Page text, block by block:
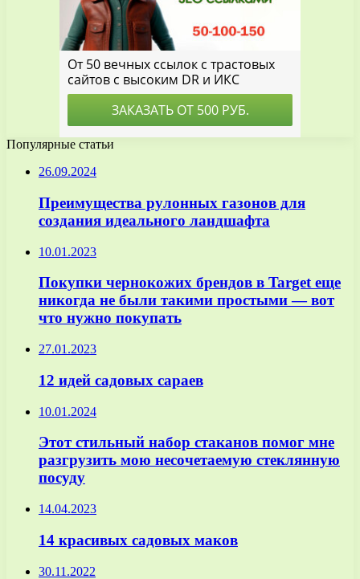
Популярные статьи
26.09.2024
Преимущества рулонных газонов для
создания идеального ландшафта
10.01.2023
Покупки чернокожих брендов в Target еще
никогда не были такими простыми — вот
что нужно покупать
27.01.2023
12 идей садовых сараев
10.01.2024
Этот стильный набор стаканов помог мне
разгрузить мою несочетаемую стеклянную
посуду
14.04.2023
14 красивых садовых маков
30.11.2022